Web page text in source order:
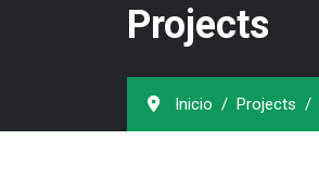
Projects
Inicio Projects